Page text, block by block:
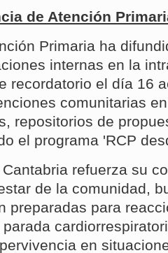
de Atención
Primaria ha
internas en la
recordatorio el día 16
comunitarias
repositorios de
el programa 'RCP
refuerza su
de la comunidad,
preparadas para
en